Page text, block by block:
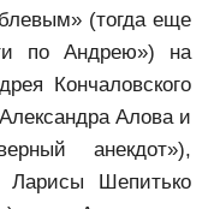
(тогда еще
по Андрею») на
Кончаловского
Алова и
анекдот»),
Ларисы Шепитько